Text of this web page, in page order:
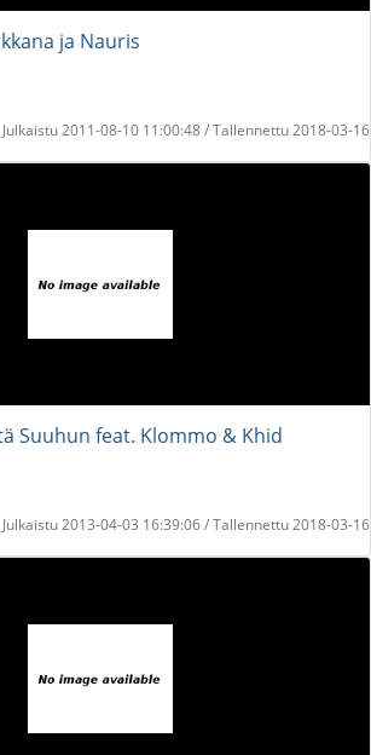
ja Nauris
Julkaistu 2011-08-10 11:00:48 / Tallennettu 2018-03-16
Suuhun feat. Klommo & Khid
Julkaistu 2013-04-03 16:39:06 / Tallennettu 2018-03-16